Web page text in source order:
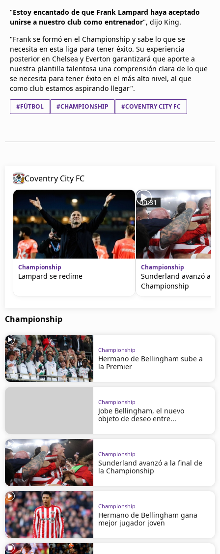
"Estoy encantado de que Frank Lampard haya aceptado
unirse a nuestro club como entrenador", dijo King.
"Frank se formó en el Championship y sabe lo que se
necesita en esta liga para tener éxito. Su experiencia
posterior en Chelsea y Everton garantizará que aporte a
nuestra plantilla talentosa una comprensión clara de lo que
se necesita para tener éxito en el más alto nivel, al que
como club estamos aspirando llegar".
#FÚTBOL #CHAMPIONSHIP #COVENTRY CITY FC
Coventry City FC
Championship
Lampard se redime
00:31
Championship
Sunderland avanzó a
Championship
Championship
Championship
Hermano de Bellingham sube a
la Premier
Championship
Jobe Bellingham, el nuevo
objeto de deseo entre...
Championship
Sunderland avanzó a la final de
la Championship
Championship
Hermano de Bellingham gana
mejor jugador joven